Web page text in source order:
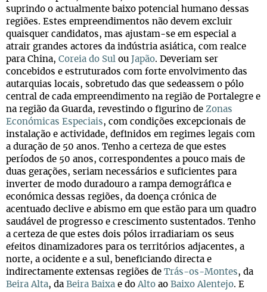
suprindo o actualmente baixo potencial humano dessas
regiões. Estes empreendimentos não devem excluir
quaisquer candidatos, mas ajustam-se em especial a
atrair grandes actores da indústria asiática, com realce
para China, Coreia do Sul ou Japão. Deveriam ser
concebidos e estruturados com forte envolvimento das
autarquias locais, sobretudo das que sedeassem o pólo
central de cada empreendimento na região de Portalegre e
na região da Guarda, revestindo o figurino de Zonas
Económicas Especiais, com condições excepcionais de
instalação e actividade, definidos em regimes legais com
a duração de 50 anos. Tenho a certeza de que estes
períodos de 50 anos, correspondentes a pouco mais de
duas gerações, seriam necessários e suficientes para
inverter de modo duradouro a rampa demográfica e
económica dessas regiões, da doença crónica de
acentuado declive e abismo em que estão para um quadro
saudável de progresso e crescimento sustentados. Tenho
a certeza de que estes dois pólos irradiariam os seus
efeitos dinamizadores para os territórios adjacentes, a
norte, a ocidente e a sul, beneficiando directa e
indirectamente extensas regiões de Trás-os-Montes, da
Beira Alta, da Beira Baixa e doAlto ao Baixo Alentejo. E